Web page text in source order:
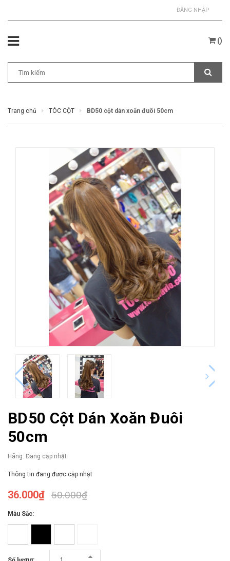
ĐĂNG NHẬP
()
Trang chủ TÓC CỘT BD50 cột dán xoăn đuôi 50cm
BD50 Cột Dán Xoăn Đuôi
50cm
Hãng: Đang cập nhật
Thông tin đang được cập nhật
36.000₫ 50.000₫
Màu Sắc: